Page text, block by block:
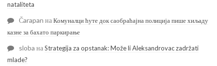
nataliteta
Čarapan наКомуналци ћуте док саобраћајна полиција пише хиљаду
казне за бахато паркирање
sloba наStrategija za opstanak: Može li Aleksandrovac zadržati
mlade?